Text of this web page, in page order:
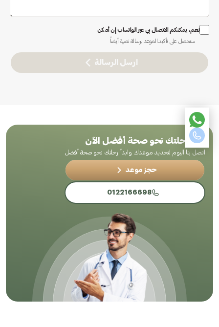
نعم، يمكنكم الاتصال بي عبر الواتساب إن أمكن
ستحصل على تأكيد الموعد برسالة نصية أيضاً
ارسل الرسالة
ابدأ رحلتك نحو صحة أفضل الآن
اتصل بنا اليوم لتحديد موعدك وابدأ رحلتك نحو صحة أفضل
حجز موعد
0122166698